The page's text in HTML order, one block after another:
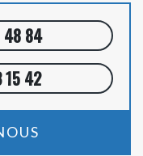
48 84
42